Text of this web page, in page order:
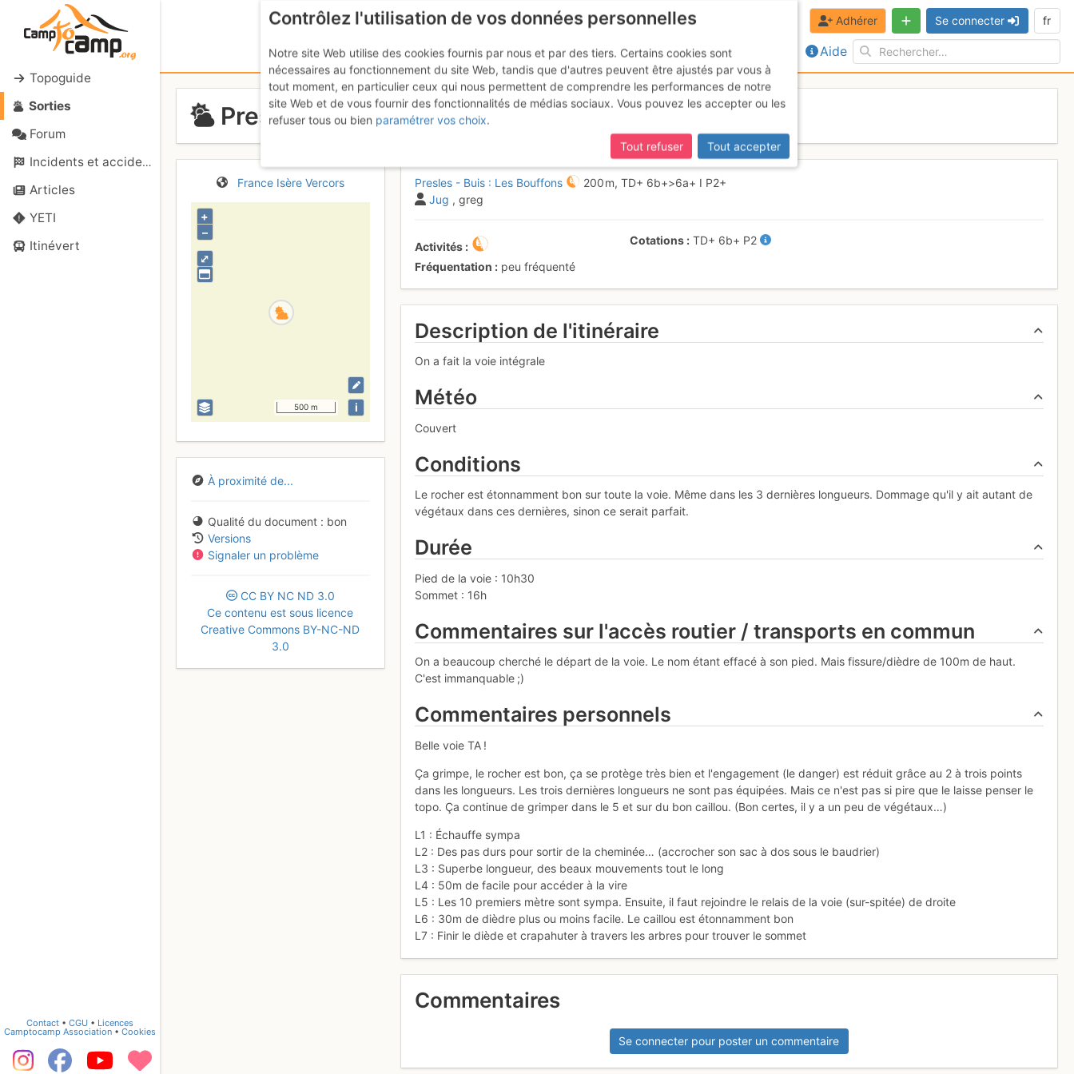
Topoguide
Sorties
Forum
Incidents et accidents
Articles
YETI
Itinévert
Contact • CGU • Licences
Camptocamp Association • Cookies
Aide
Adhérer Se connecter fr
Presles - Buis : Bouffons (intégrale)
France Isère Vercors
⤢
+
–
500 m i
À proximité de...
Qualité du document
bon
Versions
Signaler un problème
CC BY NC ND 3.0
Ce contenu est sous licence
Creative Commons BY-NC-ND
3.0
Presles - Buis : Les Bouffons 200 m,TD+ 6b+>6a+ I P2+
Jug , greg
Activités
Fréquentation
peu fréquenté
Cotations TD+ 6b+ P2
Description de l'itinéraire
On a fait la voie intégrale
Météo
Couvert
Conditions
Le rocher est étonnamment bon sur toute la voie. Même dans les 3 dernières longueurs. Dommage qu'il y ait autant de
végétaux dans ces dernières, sinon ce serait parfait.
Durée
Pied de la voie : 10h30
Sommet : 16h
Commentaires sur l'accès routier / transports en commun
On a beaucoup cherché le départ de la voie. Le nom étant effacé à son pied. Mais fissure/dièdre de 100m de haut.
C'est immanquable ;)
Commentaires personnels
Belle voie TA !
Ça grimpe, le rocher est bon, ça se protège très bien et l'engagement (le danger) est réduit grâce au 2 à trois points
dans les longueurs. Les trois dernières longueurs ne sont pas équipées. Mais ce n'est pas si pire que le laisse penser le
topo. Ça continue de grimper dans le 5 et sur du bon caillou. (Bon certes, il y a un peu de végétaux…)
L1 : Échauffe sympa
L2 : Des pas durs pour sortir de la cheminée… (accrocher son sac à dos sous le baudrier)
L3 : Superbe longueur, des beaux mouvements tout le long
L4 : 50m de facile pour accéder à la vire
L5 : Les 10 premiers mètre sont sympa. Ensuite, il faut rejoindre le relais de la voie (sur-spitée) de droite
L6 : 30m de dièdre plus ou moins facile. Le caillou est étonnamment bon
L7 : Finir le diède et crapahuter à travers les arbres pour trouver le sommet
Commentaires
Se connecter pour poster un commentaire
Contrôlez l'utilisation de vos données personnelles
Notre site Web utilise des cookies fournis par nous et par des tiers. Certains cookies sont
nécessaires au fonctionnement du site Web, tandis que d'autres peuvent être ajustés par vous à
tout moment, en particulier ceux qui nous permettent de comprendre les performances de notre
site Web et de vous fournir des fonctionnalités de médias sociaux. Vous pouvez les accepter ou les
refuser tous ou bien paramétrer vos choix.
Tout refuser
Tout accepter